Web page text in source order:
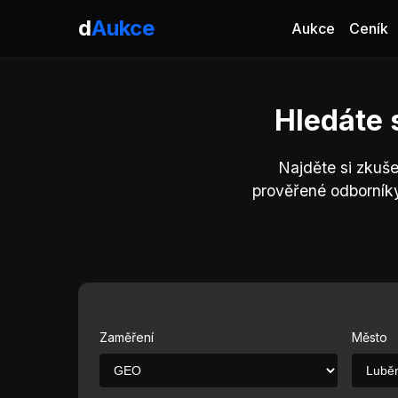
dAukce Aukce Ceník
Hledáte
Najděte si
prověřené
Zaměření Město